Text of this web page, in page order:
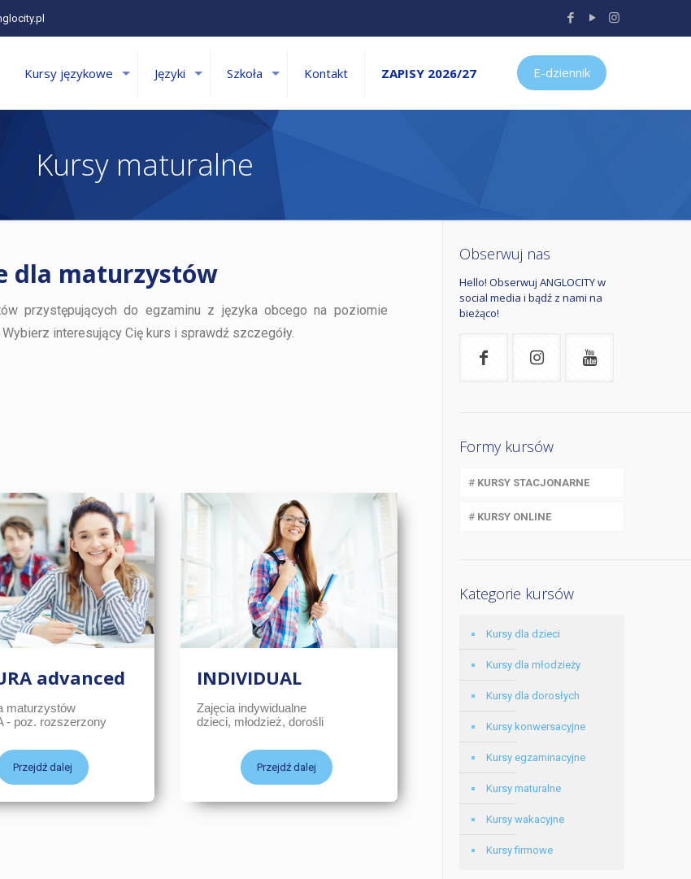
Kursy językowe Języki Szkoła Kontakt ZAPISY 2026/27 E-dziennik
Kursy maturalne
dla maturzystów
przystępujących do egzaminu z języka obcego na poziomie
interesujący Cię kurs i sprawdź szczegóły.
advanced
maturzystów
- poz. rozszerzony
Przejdź dalej
INDIVIDUAL
Zajęcia indywidualne
dzieci, młodzież, dorośli
Przejdź dalej
Obserwuj nas
Hello! Obserwuj ANGLOCITY w
social media i bądź z nami na
bieżąco!
Formy kursów
# KURSY STACJONARNE
# KURSY ONLINE
Kategorie kursów
Kursy dla dzieci
Kursy dla młodzieży
Kursy dla dorosłych
Kursy konwersacyjne
Kursy egzaminacyjne
Kursy maturalne
Kursy wakacyjne
Kursy firmowe